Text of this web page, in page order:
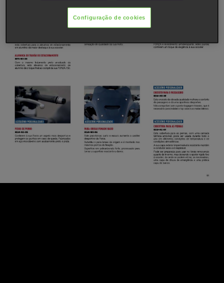
Configuração de cookies